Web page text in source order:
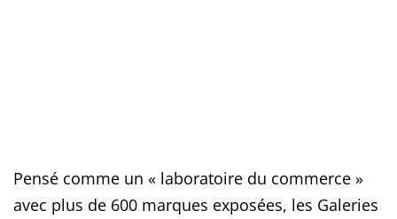
Pensé comme un « laboratoire du commerce »
avec plus de 600 marques exposées, les Galeries